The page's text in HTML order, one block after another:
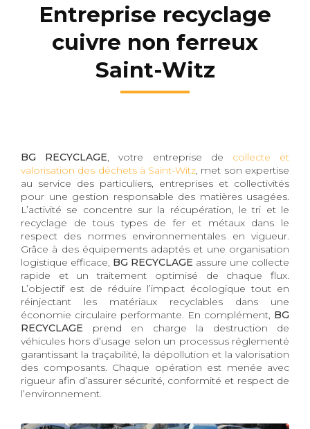
Entreprise recyclage
cuivre non ferreux
Saint-Witz
BG RECYCLAGE, votre entreprise de collecte et
valorisation des déchets à Saint-Witz, met son expertise
au service des particuliers, entreprises et collectivités
pour une gestion responsable des matières usagées.
L’activité se concentre sur la récupération, le tri et le
recyclage de tous types de fer et métaux dans le
respect des normes environnementales en vigueur.
Grâce à des équipements adaptés et une organisation
logistique efficace, BG RECYCLAGE assure une collecte
rapide et un traitement optimisé de chaque flux.
L’objectif est de réduire l’impact écologique tout en
réinjectant les matériaux recyclables dans une
économie circulaire performante. En complément, BG
RECYCLAGE prend en charge la destruction de
véhicules hors d’usage selon un processus réglementé
garantissant la traçabilité, la dépollution et la valorisation
des composants. Chaque opération est menée avec
rigueur afin d’assurer sécurité, conformité et respect de
l’environnement.